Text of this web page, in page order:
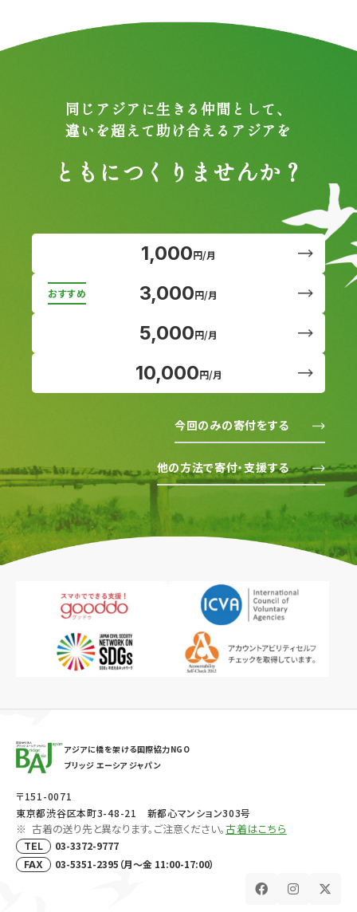
同じアジアに生きる仲間として、
違いを超えて助け合えるアジアを
ともにつくりませんか？
1,000円/月
3,000円/月
5,000円/月
10,000円/月
今回のみの寄付をする
他の方法で寄付・支援する
アジアに橋を架ける国際協力NGO
ブリッジ エーシア ジャパン
〒151-0071
東京都渋谷区本町3-48-21 新都心マンション303号
古着の送り先と異なります。ご注意ください。古着はこちら
TEL 03-3372-9777
FAX 03-5351-2395（月～金 11:00-17:00）